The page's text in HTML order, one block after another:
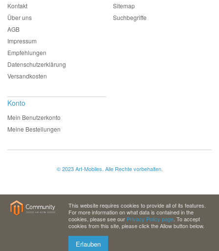
Kontakt
Über uns
AGB
Impressum
Empfehlungen
Datenschutzerklärung
Versandkosten
Sitemap
Suchbegriffe
Konto
Mein Benutzerkonto
Meine Bestellungen
© 2023 Art-Mobiles. Alle Rechte vorbehalten.
This website requires cookies to provide all of its features.
For more information on what data is contained in the
cookies, please see our Privacy Policy page . To accept
cookies from this site, please click the Allow button below.
Erlauben